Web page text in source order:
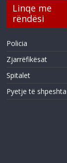
Linqe me
rëndësi
Policia
Zjarrëfikësat
Spitalet
Pyetje të shpeshta